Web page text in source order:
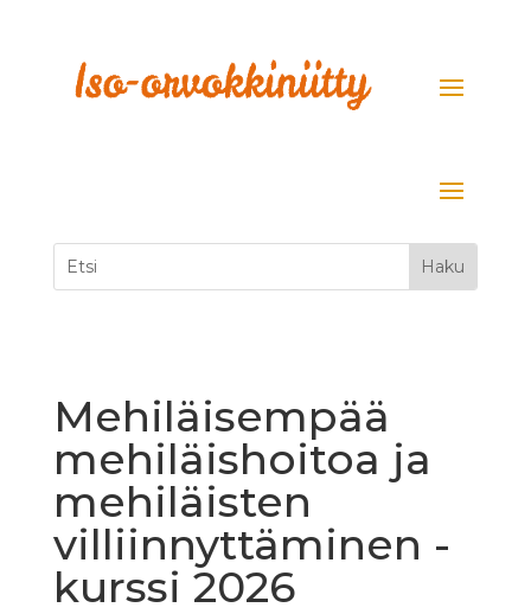
Mehiläisempää
mehiläishoitoa ja
mehiläisten
villiinnyttäminen -
kurssi 2026